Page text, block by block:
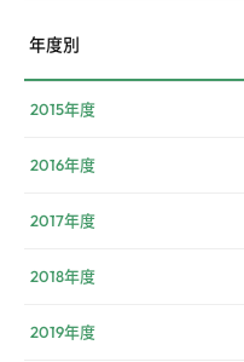
年度別
2015年度
2016年度
2017年度
2018年度
2019年度